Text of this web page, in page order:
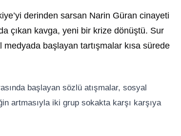
derinden sarsan Narin Güran cinayeti
çıkan kavga, yeni bir krize dönüştü. Sur
başlayan tartışmalar kısa sürede
başlayan sözlü atışmalar, sosyal
artmasıyla iki grup sokakta karşı karşıya